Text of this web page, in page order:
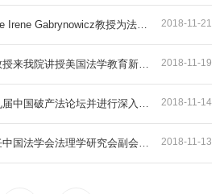
2018-11-21
2018-11-19
2018-11-14
2018-11-13